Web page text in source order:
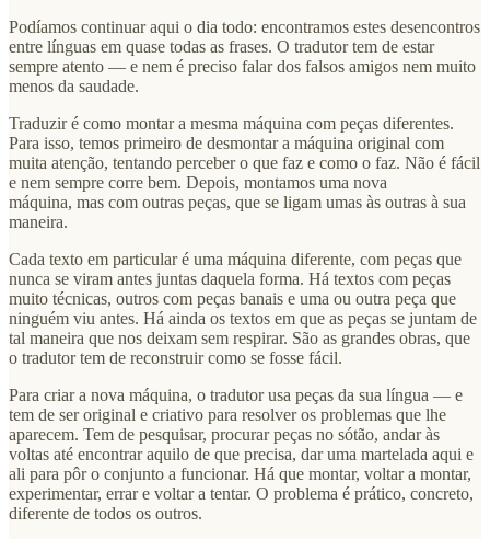
Podíamos continuar aqui o dia todo: encontramos estes desencontros
entre línguas em quase todas as frases. O tradutor tem de estar
sempre atento — e nem é preciso falar dos falsos amigos nem muito
menos da saudade.
Traduzir é como montar a mesma máquina com peças diferentes.
Para isso, temos primeiro de desmontar a máquina original com
muita atenção, tentando perceber o que faz e como o faz. Não é fácil
e nem sempre corre bem. Depois, montamos uma nova
máquina, mas com outras peças, que se ligam umas às outras à sua
maneira.
Cada texto em particular é uma máquina diferente, com peças que
nunca se viram antes juntas daquela forma. Há textos com peças
muito técnicas, outros com peças banais e uma ou outra peça que
ninguém viu antes. Há ainda os textos em que as peças se juntam de
tal maneira que nos deixam sem respirar. São as grandes obras, que
o tradutor tem de reconstruir como se fosse fácil.
Para criar a nova máquina, o tradutor usa peças da sua língua — e
tem de ser original e criativo para resolver os problemas que lhe
aparecem. Tem de pesquisar, procurar peças no sótão, andar às
voltas até encontrar aquilo de que precisa, dar uma martelada aqui e
ali para pôr o conjunto a funcionar. Há que montar, voltar a montar,
experimentar, errar e voltar a tentar. O problema é prático, concreto,
diferente de todos os outros.